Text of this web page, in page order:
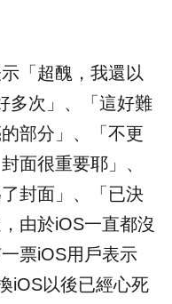
「超醜，我還以
多次」、「這好難
部分」、「不更
面很重要耶」、
封面」、「已決
由於iOS一直都沒
一票iOS用戶表示
iOS以後已經心死